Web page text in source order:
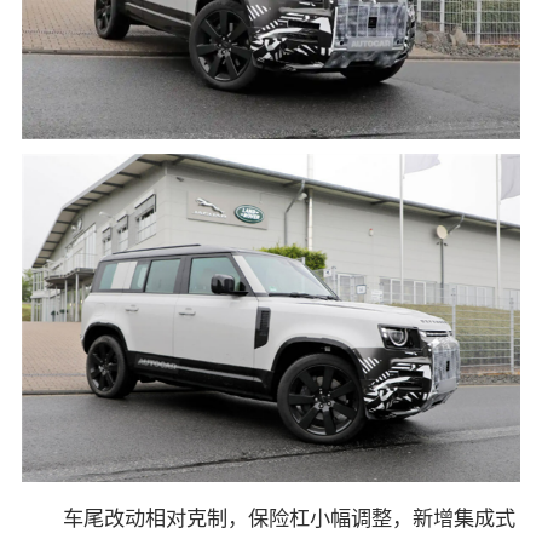
车尾改动相对克制，保险杠小幅调整，新增集成式